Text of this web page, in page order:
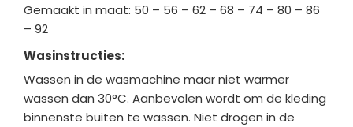
Gemaakt in maat: 50 – 56 – 62 – 68 – 74 – 80 – 86
– 92
Wasinstructies:
Wassen in de wasmachine maar niet warmer
wassen dan 30°C. Aanbevolen wordt om de kleding
binnenste buiten te wassen. Niet drogen in de